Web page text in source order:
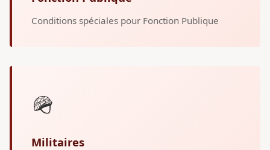
Conditions spéciales pour Fonction Publique
🪖
Militaires